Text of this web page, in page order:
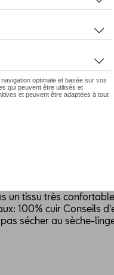
auprès de votre
avec fermeture à
un tissu très
100% cuir Conseils
sécher au sèche-